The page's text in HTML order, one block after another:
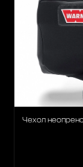
Чехол